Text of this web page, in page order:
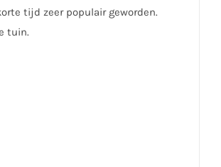
tijd zeer populair geworden.
tuin.